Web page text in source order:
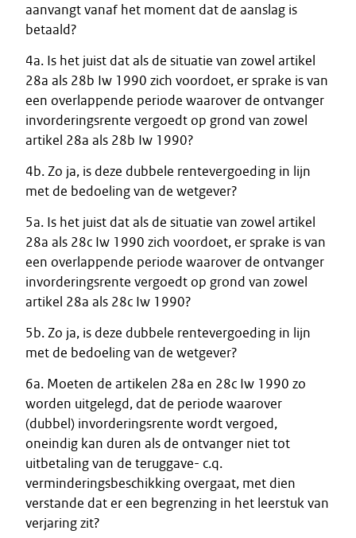
aanvangt vanaf het moment dat de aanslag is
betaald?
4a. Is het juist dat als de situatie van zowel artikel
28a als 28b Iw 1990 zich voordoet, er sprake is van
een overlappende periode waarover de ontvanger
invorderingsrente vergoedt op grond van zowel
artikel 28a als 28b Iw 1990?
4b. Zo ja, is deze dubbele rentevergoeding in lijn
met de bedoeling van de wetgever?
5a. Is het juist dat als de situatie van zowel artikel
28a als 28c Iw 1990 zich voordoet, er sprake is van
een overlappende periode waarover de ontvanger
invorderingsrente vergoedt op grond van zowel
artikel 28a als 28c Iw 1990?
5b. Zo ja, is deze dubbele rentevergoeding in lijn
met de bedoeling van de wetgever?
6a. Moeten de artikelen 28a en 28c Iw 1990 zo
worden uitgelegd, dat de periode waarover
(dubbel) invorderingsrente wordt vergoed,
oneindig kan duren als de ontvanger niet tot
uitbetaling van de teruggave- c.q.
verminderingsbeschikking overgaat, met dien
verstande dat er een begrenzing in het leerstuk van
verjaring zit?